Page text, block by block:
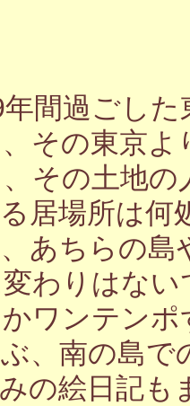
間過ごし
その東京
その土地
居場所は
あちらの
わりはな
ワンテン
、南の島
の絵日記